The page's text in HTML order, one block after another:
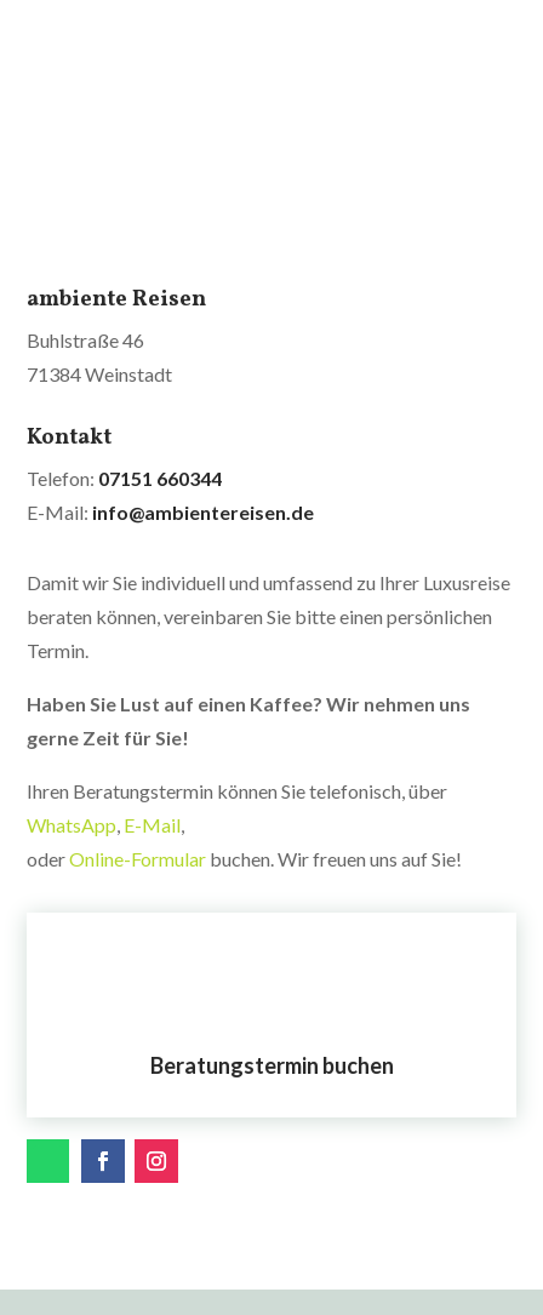
ambiente Reisen
Buhlstraße 46
71384 Weinstadt
Kontakt
Telefon: 07151 660344
E-Mail: info@ambientereisen.de
Damit wir Sie individuell und umfassend zu Ihrer Luxusreise
beraten können, vereinbaren Sie bitte einen persönlichen
Termin.
Haben Sie Lust auf einen Kaffee? Wir nehmen uns
gerne Zeit für Sie!
Ihren Beratungstermin können Sie telefonisch, über
WhatsApp, E-Mail,
oderOnline-Formular buchen. Wir freuen uns auf Sie!
Beratungstermin buchen